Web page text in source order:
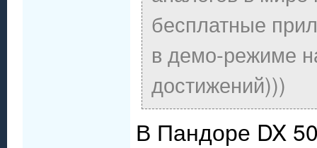
бесплатные
в демо-режиме
достижений)))
В Пандоре DX